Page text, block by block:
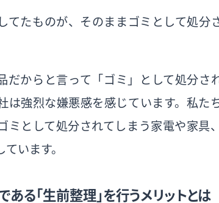
てたものが、そのままゴミとして処分
だからと言って「ゴミ」として処分さ
は強烈な嫌悪感を感じています。私た
ミとして処分されてしまう家電や家具
います。
る「生前整理」を行うメリットとは